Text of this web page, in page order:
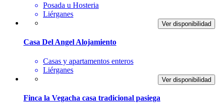
Posada u Hosteria
Liérganes
Ver disponibilidad
Casa Del Angel Alojamiento
Casas y apartamentos enteros
Liérganes
Ver disponibilidad
Finca la Vegacha casa tradicional pasiega